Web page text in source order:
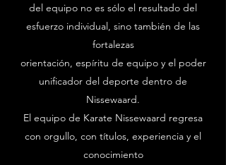
del equipo no es sólo el resultado del
esfuerzo individual, sino también de las
fortalezas
orientación, espíritu de equipo y el poder
unificador del deporte dentro de
Nissewaard.
El equipo de Karate Nissewaard regresa
con orgullo, con títulos, experiencia y el
conocimiento